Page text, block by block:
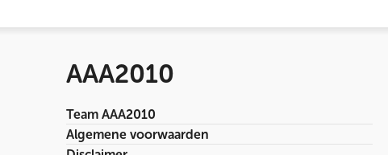
AAA2010
Team AAA2010
Algemene voorwaarden